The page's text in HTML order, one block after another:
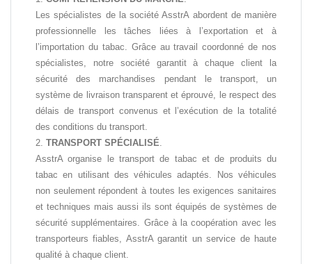
Les spécialistes de la société AsstrA abordent de manière
professionnelle les tâches liées à l’exportation et à
l’importation du tabac. Grâce au travail coordonné de nos
spécialistes, notre société garantit à chaque client la
sécurité des marchandises pendant le transport, un
système de livraison transparent et éprouvé, le respect des
délais de transport convenus et l’exécution de la totalité
des conditions du transport.
TRANSPORT SPÉCIALISÉ
AsstrA organise le transport de tabac et de produits du
tabac en utilisant des véhicules adaptés. Nos véhicules
non seulement répondent à toutes les exigences sanitaires
et techniques mais aussi ils sont équipés de systèmes de
sécurité supplémentaires. Grâce à la coopération avec les
transporteurs fiables, AsstrA garantit un service de haute
qualité à chaque client.